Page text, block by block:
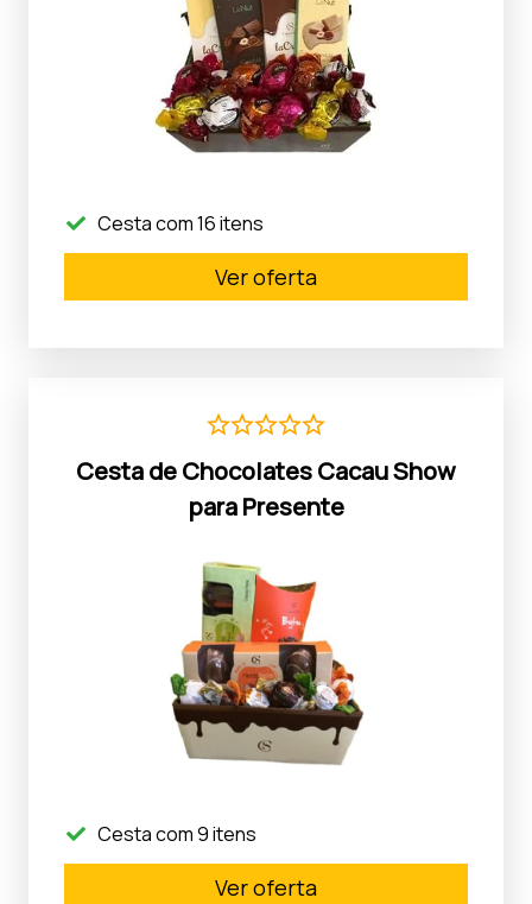
Cesta com 16 itens
Ver oferta
Cesta de Chocolates Cacau Show
para Presente
Cesta com 9 itens
Ver oferta